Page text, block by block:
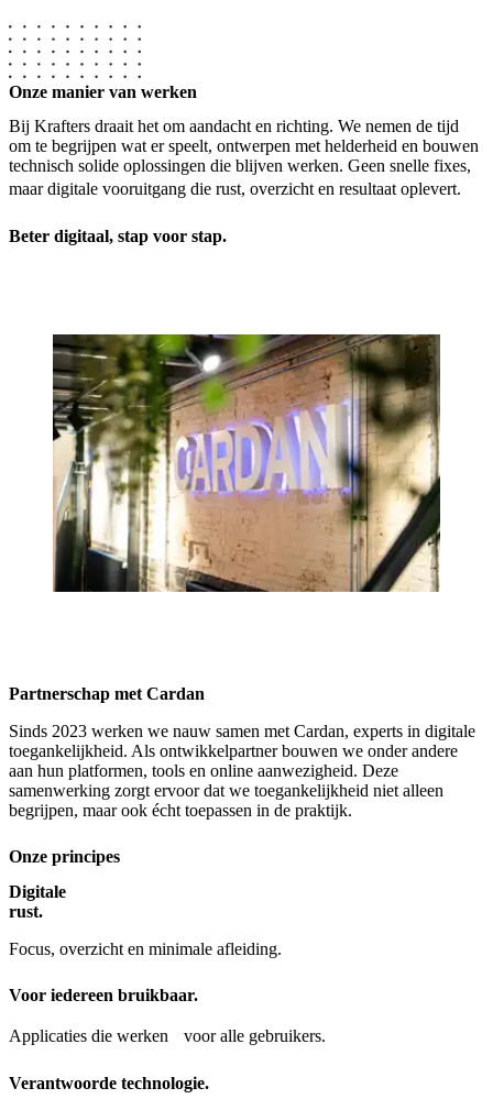
Onze manier van werken
Bij Krafters draait het om aandacht en richting. We nemen de tijd
om te begrijpen wat er speelt, ontwerpen met helderheid en bouwen
technisch solide oplossingen die blijven werken. Geen snelle fixes,
maar digitale vooruitgang die rust, overzicht en resultaat oplevert.
Beter digitaal, stap voor stap.
Partnerschap met Cardan
Sinds 2023 werken we nauw samen met Cardan, experts in digitale
toegankelijkheid. Als ontwikkelpartner bouwen we onder andere
aan hun platformen, tools en online aanwezigheid. Deze
samenwerking zorgt ervoor dat we toegankelijkheid niet alleen
begrijpen, maar ook écht toepassen in de praktijk.
Onze principes
Digitale
rust.
Focus, overzicht en minimale afleiding.
Voor iedereen bruikbaar.
Applicaties die werken voor alle gebruikers.
Verantwoorde technologie.